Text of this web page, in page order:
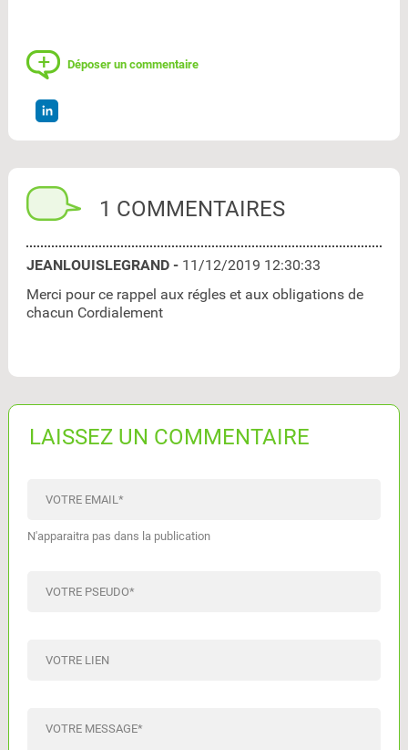
Déposer un commentaire
1 COMMENTAIRES
JEANLOUISLEGRAND - 11/12/2019 12:30:33
Merci pour ce rappel aux régles et aux obligations de
chacun Cordialement
LAISSEZ UN COMMENTAIRE
VOTRE EMAIL *
N'apparaitra pas dans la publication
VOTRE PSEUDO*
VOTRE LIEN
VOTRE MESSAGE*